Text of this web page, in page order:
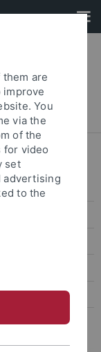
are
improve
You
via the
of the
for video
set
advertising
to the